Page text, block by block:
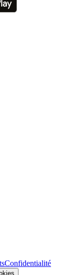
Confidentialité